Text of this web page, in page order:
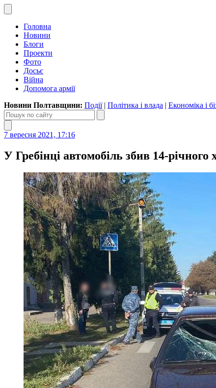
Головна
Новини
Блоги
Проекти
Фото
Досьє
Війна
Допомога армії
Новини Полтавщини: Події| Політика і влада | Економіка і
7 вересня 2021, 17:16
У Гребінці автомобіль збив 14-річного